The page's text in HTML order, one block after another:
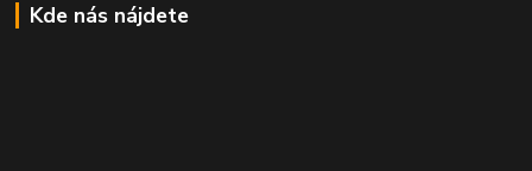
Kde nás nájdete